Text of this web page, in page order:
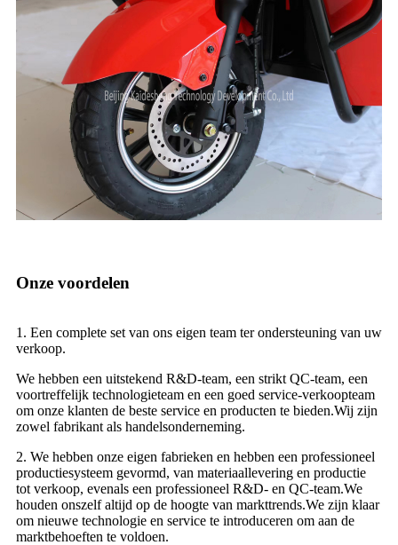
Onze voordelen
1. Een complete set van ons eigen team ter ondersteuning van uw
verkoop.
We hebben een uitstekend R&D-team, een strikt QC-team, een
voortreffelijk technologieteam en een goed service-verkoopteam
om onze klanten de beste service en producten te bieden.Wij zijn
zowel fabrikant als handelsonderneming.
2. We hebben onze eigen fabrieken en hebben een professioneel
productiesysteem gevormd, van materiaallevering en productie
tot verkoop, evenals een professioneel R&D- en QC-team.We
houden onszelf altijd op de hoogte van markttrends.We zijn klaar
om nieuwe technologie en service te introduceren om aan de
marktbehoeften te voldoen.